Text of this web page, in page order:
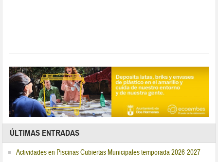
ÚLTIMAS ENTRADAS
Actividades en Piscinas Cubiertas Municipales temporada 2026-2027